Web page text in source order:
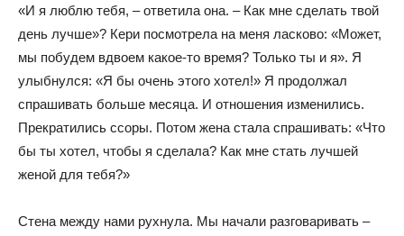
«И я люблю тебя, – ответила она. – Как мне сделать твой
день лучше»? Кери посмотрела на меня ласково: «Может,
мы побудем вдвоем какое-то время? Только ты и я». Я
улыбнулся: «Я бы очень этого хотел!» Я продолжал
спрашивать больше месяца. И отношения изменились.
Прекратились ссоры. Потом жена стала спрашивать: «Что
бы ты хотел, чтобы я сделала? Как мне стать лучшей
женой для тебя?»
Стена между нами рухнула. Мы начали разговаривать –